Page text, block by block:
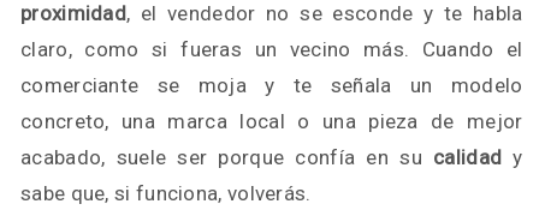
proximidad, el vendedor no se esconde y te habla
claro, como si fueras un vecino más. Cuando el
comerciante se moja y te señala un modelo
concreto, una marca local o una pieza de mejor
acabado, suele ser porque confía en su calidad y
sabe que, si funciona, volverás.